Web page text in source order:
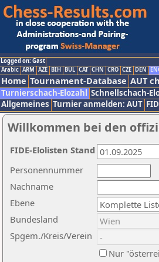
Logged on: Gast
Arabic ARM AZE BIH BUL CAT CHN CRO CZE DEN
Home Tournament-Database AUT
Turnierschach-Elozahl Schnellschach-
Allgemeines Turnier anmelden: AUT
Willkommen bei den
Nachname
Ebene
Personennummer
Bundesland
Spgem./Kreis/Verein
Nur
FIDE-Elolisten Stand